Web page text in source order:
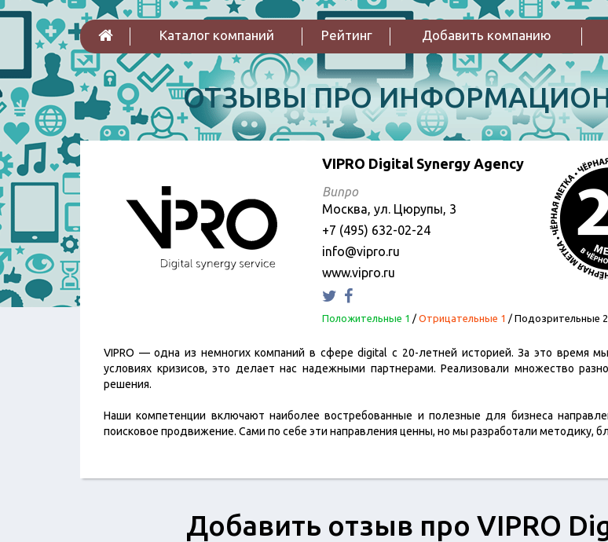
Каталог компаний Рейтинг Добавить компанию
ОТЗЫВЫ ПРО
VIPRO Digital Synergy Agency
Випро
Москва, ул. Цюрупы, 3
+7 (495) 632-02-24
info@vipro.ru
www.vipro.ru
Положительные 1 / Отрицательные 1 / Подозрительные 2
VIPRO — одна из немногих компаний в сфере digital с 20-летней историей. За это время
условиях кризисов, это делает нас надежными партнерами. Реализовали множество
решения.
Наши компетенции включают наиболее востребованные и полезные для бизнеса
поисковое продвижение. Сами по себе эти направления ценны, но мы разработали методику,
Добавить отзыв про VIPRO